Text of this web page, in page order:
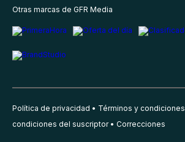
Otras marcas de GFR Media
Política de privacidad Términos y condiciones
condiciones del suscriptor
Correcciones